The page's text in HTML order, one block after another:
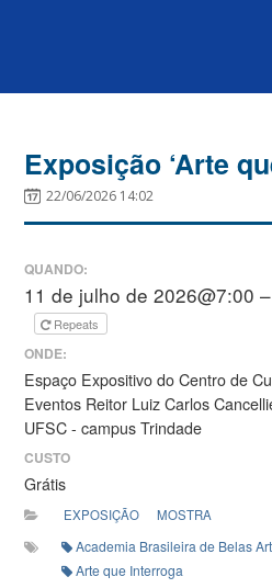
Exposição ‘Arte
22/06/2026 14:02
QUANDO:
11 de julho de 2026@7:00
Repeats
ONDE:
Espaço Expositivo do Centro de
Eventos Reitor Luiz Carlos
UFSC - campus Trindade
CUSTO
Grátis
EXPOSIÇÃO MOSTRA
Academia Brasileira de Belas
Arte que Interroga